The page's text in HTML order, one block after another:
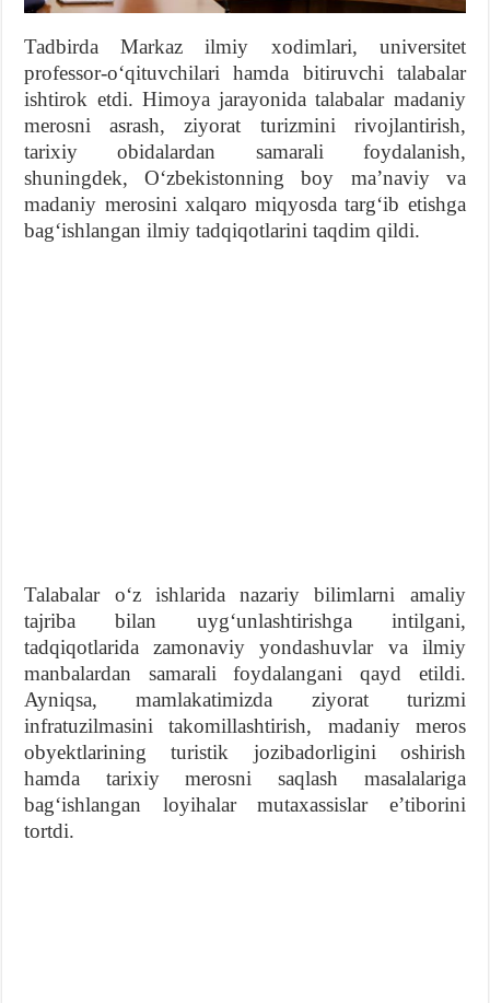
Tadbirda Markaz ilmiy xodimlari, universitet
professor-oʻqituvchilari hamda bitiruvchi talabalar
ishtirok etdi. Himoya jarayonida talabalar madaniy
merosni asrash, ziyorat turizmini rivojlantirish,
tarixiy obidalardan samarali foydalanish,
shuningdek, Oʻzbekistonning boy maʼnaviy va
madaniy merosini xalqaro miqyosda targʻib etishga
bagʻishlangan ilmiy tadqiqotlarini taqdim qildi.
Talabalar oʻz ishlarida nazariy bilimlarni amaliy
tajriba bilan uygʻunlashtirishga intilgani,
tadqiqotlarida zamonaviy yondashuvlar va ilmiy
manbalardan samarali foydalangani qayd etildi.
Ayniqsa, mamlakatimizda ziyorat turizmi
infratuzilmasini takomillashtirish, madaniy meros
obyektlarining turistik jozibadorligini oshirish
hamda tarixiy merosni saqlash masalalariga
bagʻishlangan loyihalar mutaxassislar eʼtiborini
tortdi.